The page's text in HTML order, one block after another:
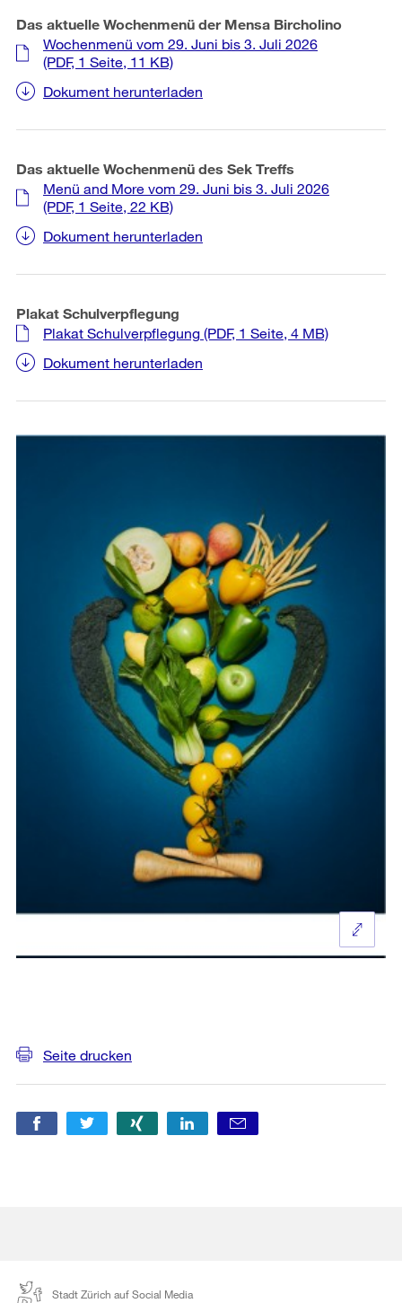
Das aktuelle Wochenmenü der Mensa Bircholino
Wochenmenü vom 29. Juni bis 3. Juli 2026
(PDF, 1 Seite, 11 KB)
Dokument herunterladen
Das aktuelle Wochenmenü des Sek Treffs
Menü and More vom 29. Juni bis 3. Juli 2026
(PDF, 1 Seite, 22 KB)
Dokument herunterladen
Plakat Schulverpflegung
Plakat Schulverpflegung (PDF, 1 Seite, 4 MB)
Dokument herunterladen
Seite drucken
Stadt Zürich auf Social Media